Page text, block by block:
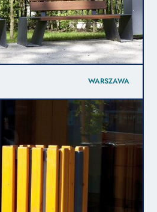
WARSZAWA